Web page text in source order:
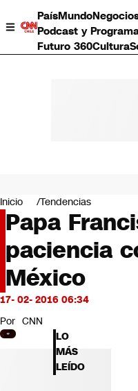
PaísMundo
Podcast y
Futuro 360Cultura
Negocios
Deportes
Programas completos
Cultura
Servicios
Bits
CNN tiempo
Futuro 360
Opinión
Inicio Tendencias
Papa
paciencia
México
17- 02- 2016 06:34
Por CNN
LO
MÁS
LEÍDO